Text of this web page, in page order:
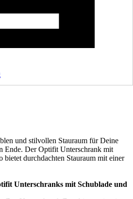
und stilvollen Stauraum für Deine
Ende. Der Optifit Unterschrank mit
bietet durchdachten Stauraum mit einer
Unterschranks mit Schublade und